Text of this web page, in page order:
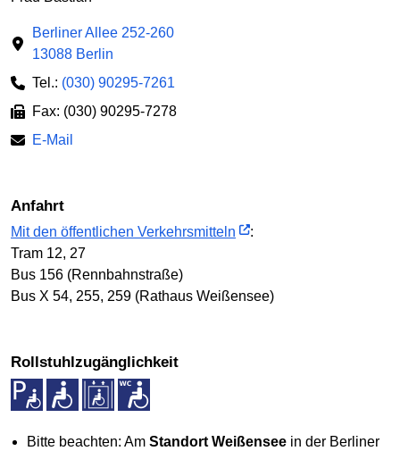
Berliner Allee 252-260
13088 Berlin
Tel.: (030) 90295-7261
Fax: (030) 90295-7278
E-Mail
Anfahrt
Mit den öffentlichen Verkehrsmitteln
:
Tram 12, 27
Bus 156 (Rennbahnstraße)
Bus X 54, 255, 259 (Rathaus Weißensee)
Rollstuhlzugänglichkeit
Bitte beachten: Am Standort Weißenseein der Berliner